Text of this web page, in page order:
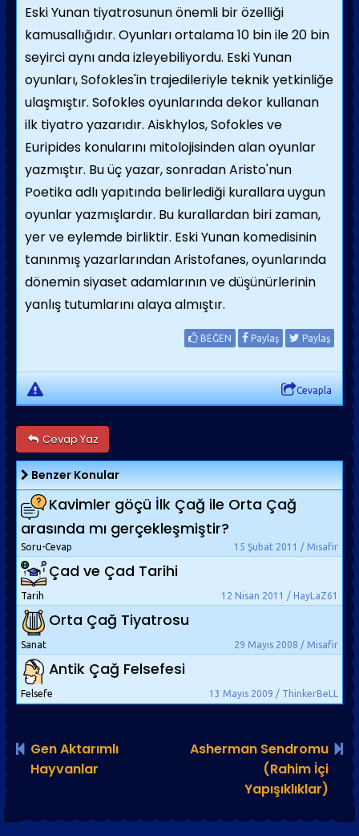
Eski Yunan tiyatrosunun önemli bir özelliği
kamusallığıdır. Oyunları ortalama 10 bin ile 20 bin
seyirci aynı anda izleyebiliyordu. Eski Yunan
oyunları, Sofokles'in trajedileriyle teknik yetkinliğe
ulaşmıştır. Sofokles oyunlarında dekor kullanan
ilk tiyatro yazarıdır. Aiskhylos, Sofokles ve
Euripides konularını mitolojisinden alan oyunlar
yazmıştır. Bu üç yazar, sonradan Aristo'nun
Poetika adlı yapıtında belirlediği kurallara uygun
oyunlar yazmışlardır. Bu kurallardan biri zaman,
yer ve eylemde birliktir. Eski Yunan komedisinin
tanınmış yazarlarından Aristofanes, oyunlarında
dönemin siyaset adamlarının ve düşünürlerinin
yanlış tutumlarını alaya almıştır.
BEĞEN Paylaş Paylaş
Cevapla
Cevap Yaz
Benzer Konular
Kavimler göçü İlk Çağ ile Orta Çağ
arasında mı gerçekleşmiştir?
15 Şubat 2011 / Misafir
Soru-Cevap
Çad ve Çad Tarihi
12 Nisan 2011 / HayLaZ61
Tarih
Orta Çağ Tiyatrosu
29 Mayıs 2008 / Misafir
Sanat
Antik Çağ Felsefesi
13 Mayıs 2009 / ThinkerBeLL
Felsefe
Gen Aktarımlı
Hayvanlar
Asherman Sendromu
(Rahim İçi
Yapışıklıklar)